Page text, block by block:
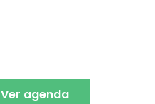
Ver agenda